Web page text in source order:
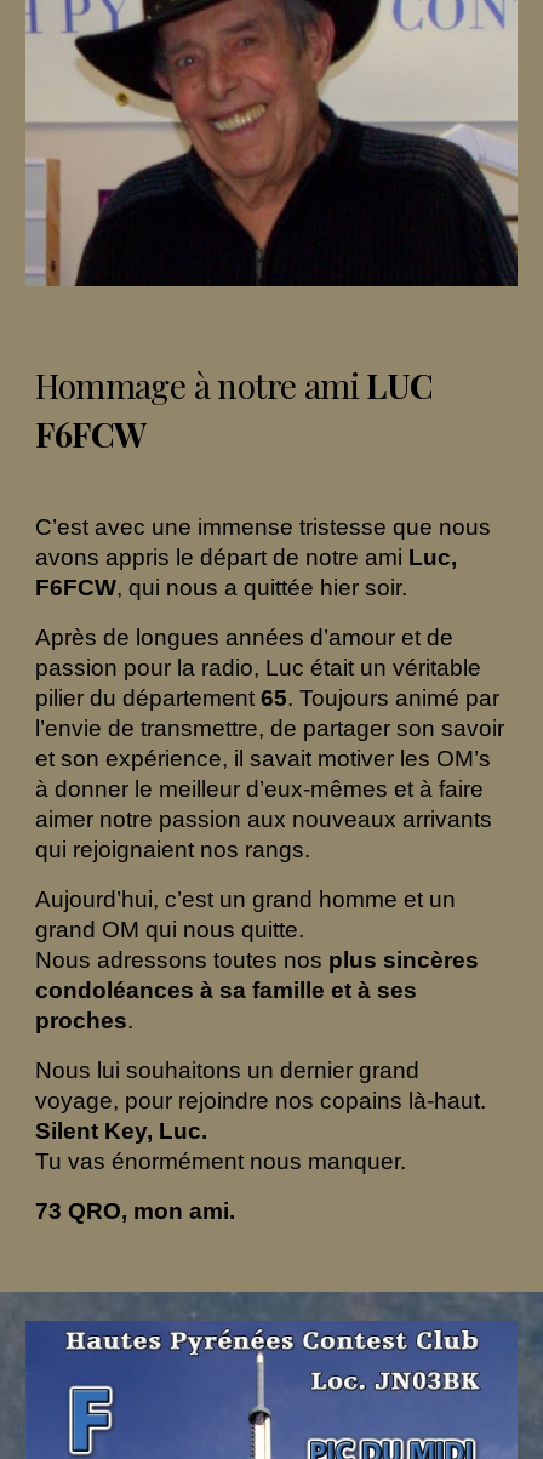
Hommage à notre ami LUC
F6FCW
C’est avec une immense tristesse que nous
avons appris le départ de notre ami Luc,
F6FCW, qui nous a quittée hier soir.
Après de longues années d’amour et de
passion pour la radio, Luc était un véritable
pilier du département65. Toujours animé par
l’envie de transmettre, de partager son savoir
et son expérience, il savait motiver les OM’s
à donner le meilleur d’eux-mêmes et à faire
aimer notre passion aux nouveaux arrivants
qui rejoignaient nos rangs.
Aujourd’hui, c’est un grand homme et un
grand OM qui nous quitte.
Nous adressons toutes nos plus sincères
condoléances à sa famille et à ses
proches.
Nous lui souhaitons un dernier grand
voyage, pour rejoindre nos copains là-haut.
Silent Key, Luc.
Tu vas énormément nous manquer.
73 QRO, mon ami.